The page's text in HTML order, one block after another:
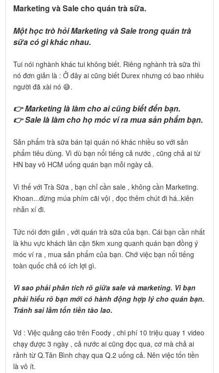
Marketing và Sale cho quán trà sữa.
Một học trò hỏi Marketing và Sale trong quán trà
sữa có gì khác nhau.
Tui nói nghành khác tui không biết. Riêng nghành trà sữa thì
nó đơn giản là : Ở đây ai cũng biết Durex nhưng có bao nhiêu
người đã xài nó 😅.
👉 Marketing là làm cho ai cũng biết đến bạn.
👉 Sale là làm cho họ móc ví ra mua sản phẩm bạn.
Sản phẩm trà sữa bán tại quán nó khác nhiều so với sản
phẩm tiêu dùng. Vì dù bạn nổi tiếng cả nước , cũng chả ai từ
HN bay vô HCM uống quán bạn mỗi ngày cả.
Vì thế với Trà Sữa , bạn chỉ cần sale , không cần Marketing.
Khoan...đừng múa phím cãi vội , đọc thêm chút đi há..kiên
nhẫn xí đi.
Tức nói đơn giản , với quán trà sữa của bạn. Cái bạn cần nhất
là khu vực khách lân cận 5km xung quanh quán bạn đồng ý
móc ví ra , mua sản phẩm của bạn. Chớ việc bạn nổi tiếng
toàn quốc chả có ích lợi gì.
Vì sao phải phân tích rõ giữa sale và marketing. Vì bạn
phải hiểu rõ bạn mới có hành động hợp lý cho quán bạn.
Tránh sai lầm tốn tiền tào lao.
Vd : Việc quảng cáo trên Foody , chi phí 10 triệu quay 1 video
chạy được 3 ngày , cả nước ai cũng đọc qua, cơ mà chả ai
rảnh từ Q.Tân Bình chạy qua Q.2 uống cả. Nên việc tốn tiền
là vô ít.